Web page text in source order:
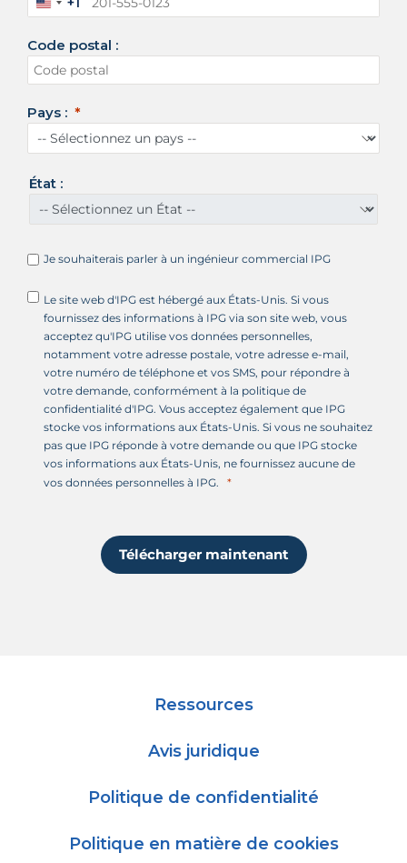
É
a
t
s
U
n
s
1
Code postal :
Pays :
État :
Je souhaiterais parler à un ingénieur commercial IPG
Le site web d'IPG est hébergé aux États-Unis. Si vous
fournissez des informations à IPG via son site web, vous
acceptez qu'IPG utilise vos données personnelles,
notamment votre adresse postale, votre adresse e-mail,
votre numéro de téléphone et vos SMS, pour répondre à
votre demande, conformément à la politique de
confidentialité d'IPG. Vous acceptez également que IPG
stocke vos informations aux États-Unis. Si vous ne souhaitez
pas que IPG réponde à votre demande ou que IPG stocke
vos informations aux États-Unis, ne fournissez aucune de
vos données personnelles à IPG.
Télécharger maintenant
Ressources
Avis juridique
Politique de confidentialité
Politique en matière de cookies